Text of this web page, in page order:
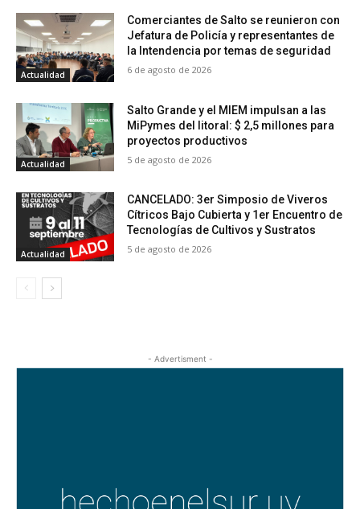
Actualidad
Comerciantes de Salto se reunieron con
Jefatura de Policía y representantes de
la Intendencia por temas de seguridad
6 de agosto de 2026
Actualidad
Salto Grande y el MIEM impulsan a las
MiPymes del litoral: $ 2,5 millones para
proyectos productivos
5 de agosto de 2026
Actualidad
CANCELADO: 3er Simposio de Viveros
Cítricos Bajo Cubierta y 1er Encuentro de
Tecnologías de Cultivos y Sustratos
5 de agosto de 2026
- Advertisment -